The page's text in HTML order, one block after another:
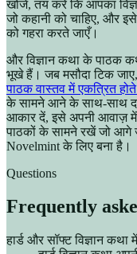
खोजें, तय करें कि आपका
जो कहानी को चाहिए, और
को गहरा करते जाएँ।
और विज्ञान कथा के पाठक
भूखे हैं। जब मसौदा टिक
पाठक वास्तव में एकत्रित
के सामने आने के साथ-साथ
आकार दें, इसे अपनी आवाज़ में
पाठकों के सामने रखें जो आगे
Novelmint के लिए बना है।
Questions
Frequently
हार्ड और सॉफ्ट विज्ञान कथा